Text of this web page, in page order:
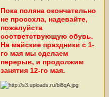
Пока поляна окончательно
не просохла, надевайте,
пожалуйста
соответствующую обувь.
На майские праздники с 1-
го мая мы сделаем
перерыв, и продолжим
занятия 12-го мая.